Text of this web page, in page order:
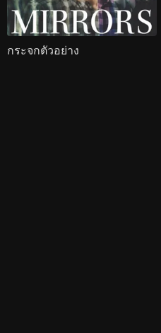
กระจกตัวอย่าง